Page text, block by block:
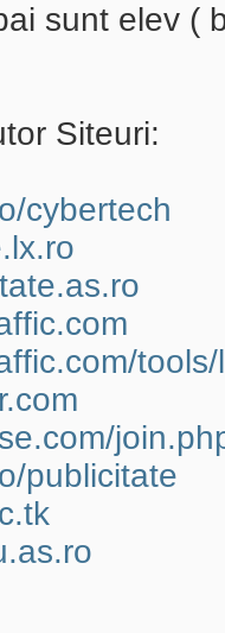
sunt elev (
Siteuri:
cybertech
publicitate